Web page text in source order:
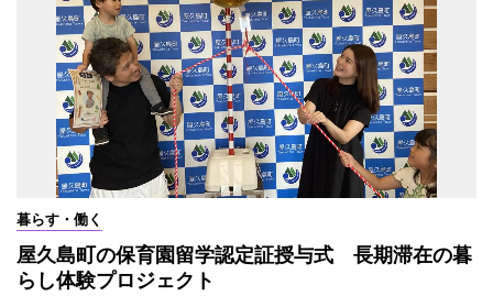
暮らす・働く
屋久島町の保育園留学認定証授与式 長期滞在の暮
らし体験プロジェクト